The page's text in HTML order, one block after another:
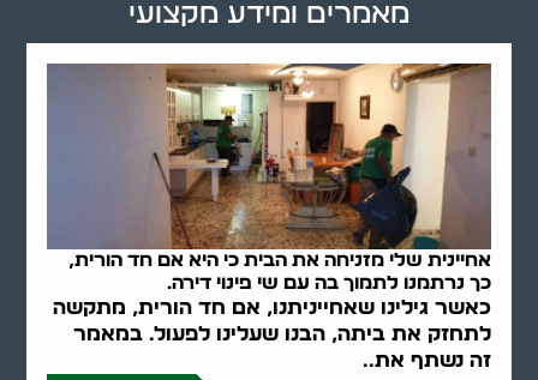
אחיינית שלי מזניחה את הבית כי היא אם חד הורית,
כך נרתמנו לתמוך בה עם שי פינוי דירה.
כאשר גילינו שאחייניתנו, אם חד הורית, מתקשה
לתחזק את ביתה, הבנו שעלינו לפעול. במאמר
זה נשתף את..
מאמרים ומידע מקצועי